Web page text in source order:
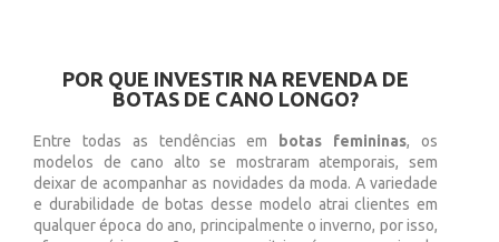
POR QUE INVESTIR NA REVENDA DE
BOTAS DE CANO LONGO?
Entre todas as tendências em botas femininas, os
modelos de cano alto se mostraram atemporais, sem
deixar de acompanhar as novidades da moda. A variedade
e durabilidade de botas desse modelo atrai clientes em
qualquer época do ano, principalmente o inverno, por isso,